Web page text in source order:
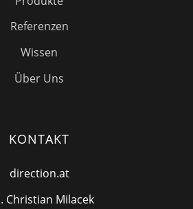
Referenzen
Wissen
Über Uns
KONTAKT
direction.at
Christian Milacek